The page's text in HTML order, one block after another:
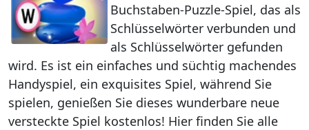
Buchstaben-Puzzle-Spiel, das als
Schlüsselwörter verbunden und
als Schlüsselwörter gefunden
wird. Es ist ein einfaches und süchtig machendes
Handyspiel, ein exquisites Spiel, während Sie
spielen, genießen Sie dieses wunderbare neue
versteckte Spiel kostenlos! Hier finden Sie alle